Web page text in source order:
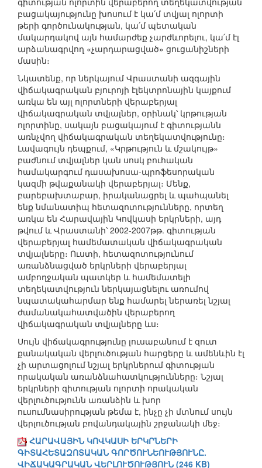
բացակայությունը խոսում է կա՛մ տվյալ ոլորտի
թերի գործունակության, կա՛մ պետական
մակարդակով այն համարժեք չարժևորելու, կա՛մ էլ
արձանագրվող «չարդարացված» ցուցանիշների
մասին։
Նկատենք, որ ներկայում Վրաստանի ազգային
վիճակագրական բյուրոյի էլեկտրոնային կայքում
առկա են այլ ոլորտների վերաբերյալ
վիճակագրական տվյալներ, օրինակ՝ կրթության
ոլորտինը, սակայն բացակայում է գիտությանն
առնչվող վիճակագրական տեղեկատվությունը։
Լավագույն դեպքում, «Կրթություն և մշակույթ»
բաժնում տվյալներ կան սոսկ բուհական
համակարգում դասախոսա-պրոֆեսորական
կազմի թվաքանակի վերաբերյալ։ Մենք,
բարեբախտաբար, իրականացրել և պահպանել
ենք նմանատիպ հետազոտությունները, որտեղ
առկա են Հարավային Կովկասի երկրների, այդ
թվում և Վրաստանի՝ 2002-2007թթ. գիտության
վերաբերյալ համեմատական վիճակագրական
տվյալները։ Ուստի, հետազոտությունում
առանձնացված երկրների վերաբերյալ
ամբողջական պատկեր և համեմատելի
տեղեկատվություն ներկայացնելու առումով
նպատակահարմար ենք համարել ներառել նշյալ
ժամանակահատվածին վերաբերող
վիճակագրական տվյալները ևս։
Սույն վիճակագրությունը լուսաբանում է զուտ
քանակական վերլուծության հարցերը և ամենևին էլ
չի արտացոլում նշյալ երկրներում գիտության
որակական առանձնահատկությունները։ Նշյալ
երկրների գիտության ոլորտի որակական
վերլուծությունն առանձին և խոր
ուսումնասիրության թեմա է, ինչը չի մտնում սույն
վերլուծության բովանդակային շրջանակի մեջ։
ՀԱՐԱՎԱՅԻՆ ԿՈՎԿԱՍԻ ԵՐԿՐՆԵՐԻ
ԳԻՏԱՀԵՏԱԶՈՏԱԿԱՆ ԳՈՐԾՈՒՆԵՈՒԹՅՈՒՆԸ.
ՎԻՃԱԿԱԳՐԱԿԱՆ ՎԵՐԼՈՒԾՈՒԹՅՈՒՆ (246 KB)